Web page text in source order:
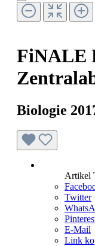
FiNALE
Biologie
Artikel
Twitter
E-Mail
Link